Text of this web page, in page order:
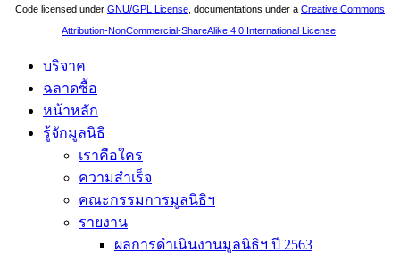
Code licensed under GNU/GPL License , documentations under a Creative Commons
Attribution-NonCommercial-ShareAlike 4.0 International License
บริจาค
ฉลาดซื้อ
หน้าหลัก
รู้จักมูลนิธิ
เราคือใคร
ความสำเร็จ
คณะกรรมการมูลนิธิฯ
รายงาน
ผลการดำเนินงานมูลนิธิฯ ปี 2563